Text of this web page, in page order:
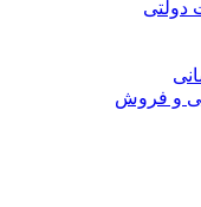
دولتی
و فروش